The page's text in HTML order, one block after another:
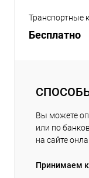
Транспортные
Бесплатно
Вы можете
или по
на сайте
Принимаем к